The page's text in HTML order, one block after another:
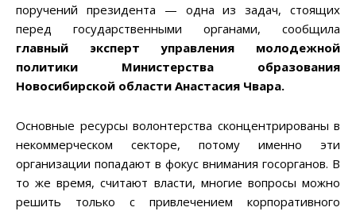
поручений президента — одна из задач, стоящих
перед государственными органами, сообщила
главный эксперт управления молодежной
политики Министерства образования
Новосибирской области Анастасия Чвара.
Основные ресурсы волонтерства сконцентрированы в
некоммерческом секторе, потому именно эти
организации попадают в фокус внимания госорганов. В
то же время, считают власти, многие вопросы можно
решить только с привлечением корпоративного